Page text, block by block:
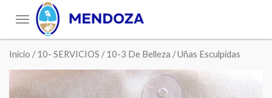
Toggle
navigation
Inicio /10- SERVICIOS /10-3 De Belleza / Uñas Esculpidas